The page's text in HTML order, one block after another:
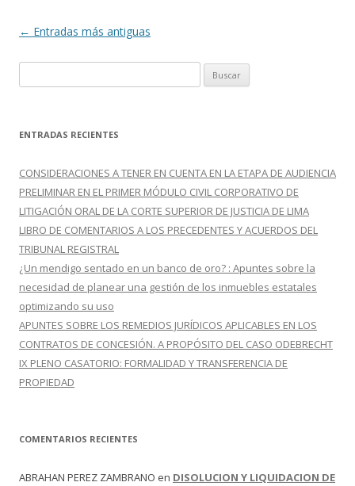
k r
Navegación
← Entradas más antiguas
u
c
r
:
ENTRADAS RECIENTES
CONSIDERACIONES A TENER EN CUENTA EN LA ETAPA DE AUDIENCIA
PRELIMINAR EN EL PRIMER MÓDULO CIVIL CORPORATIVO DE
LITIGACIÓN ORAL DE LA CORTE SUPERIOR DE JUSTICIA DE LIMA
LIBRO DE COMENTARIOS A LOS PRECEDENTES Y ACUERDOS DEL
TRIBUNAL REGISTRAL
¿Un mendigo sentado en un banco de oro? : Apuntes sobre la
necesidad de planear una gestión de los inmuebles estatales
optimizando su uso
APUNTES SOBRE LOS REMEDIOS JURÍDICOS APLICABLES EN LOS
CONTRATOS DE CONCESIÓN. A PROPÓSITO DEL CASO ODEBRECHT
IX PLENO CASATORIO: FORMALIDAD Y TRANSFERENCIA DE
PROPIEDAD
COMENTARIOS RECIENTES
ABRAHAN PEREZ ZAMBRANO en DISOLUCION Y LIQUIDACION DE